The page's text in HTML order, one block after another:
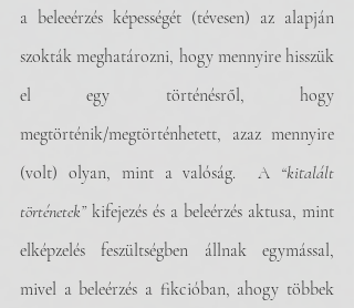
a beleeérzés képességét (tévesen) az alapján
szokták meghatározni, hogy mennyire hisszük
el egy történésről, hogy
megtörténik/megtörténhetett, azaz mennyire
(volt) olyan, mint a valóság.  A “kitalált
történetek” kifejezés és a beleérzés aktusa, mint
elképzelés feszültségben állnak egymással,
mivel a beleérzés a fikcióban, ahogy többek